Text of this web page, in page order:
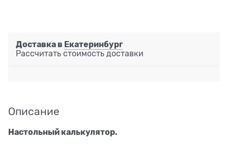
Доставка в Екатеринбург
Рассчитать стоимость доставки
Описание
Настольный калькулятор.